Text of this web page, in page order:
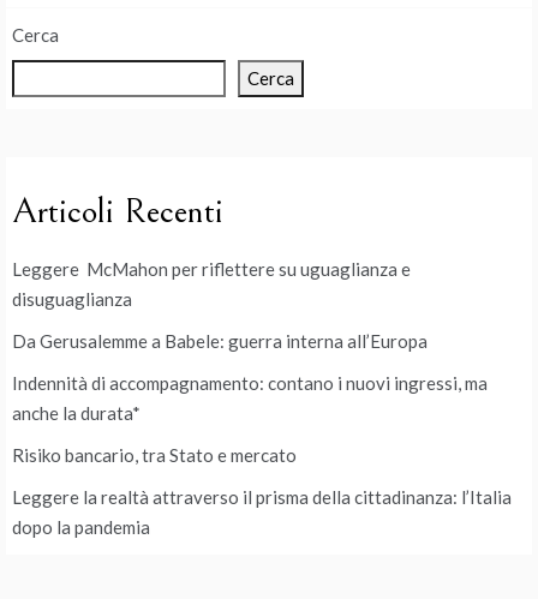
Cerca
Cerca
Articoli Recenti
Leggere McMahon per riflettere su uguaglianza e
disuguaglianza
Da Gerusalemme a Babele: guerra interna all’Europa
Indennità di accompagnamento: contano i nuovi ingressi, ma
anche la durata*
Risiko bancario, tra Stato e mercato
Leggere la realtà attraverso il prisma della cittadinanza: l’Italia
dopo la pandemia